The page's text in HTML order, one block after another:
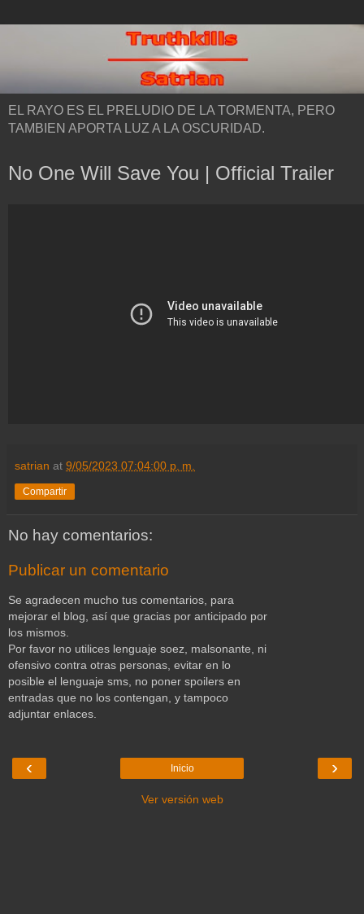
EL RAYO ES EL PRELUDIO DE LA TORMENTA, PERO
TAMBIEN APORTA LUZ A LA OSCURIDAD.
No One Will Save You | Official Trailer
satrian at 9/05/2023 07:04:00 p. m.
Compartir
No hay comentarios:
Publicar un comentario
Se agradecen mucho tus comentarios, para
mejorar el blog, así que gracias por anticipado por
los mismos.
Por favor no utilices lenguaje soez, malsonante, ni
ofensivo contra otras personas, evitar en lo
posible el lenguaje sms, no poner spoilers en
entradas que no los contengan, y tampoco
adjuntar enlaces.
‹ ›
Inicio
Ver versión web